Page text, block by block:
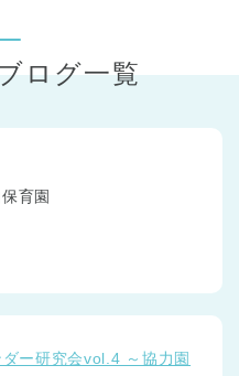
ログ一覧
育園
ー研究会vol.4 ～協力園